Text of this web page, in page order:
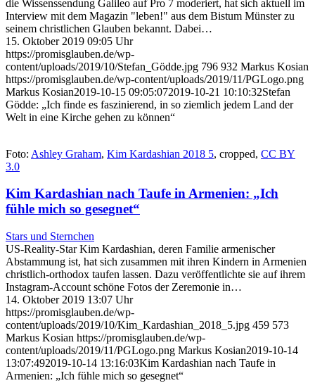
die Wissenssendung Galileo auf Pro 7 moderiert, hat sich aktuell im
Interview mit dem Magazin "leben!" aus dem Bistum Münster zu
seinem christlichen Glauben bekannt. Dabei…
15. Oktober 2019 09:05 Uhr
https://promisglauben.de/wp-
content/uploads/2019/10/Stefan_Gödde.jpg 796 932 Markus Kosian
https://promisglauben.de/wp-content/uploads/2019/11/PGLogo.png
Markus Kosian2019-10-15 09:05:072019-10-21 10:10:32Stefan
Gödde: „Ich finde es faszinierend, in so ziemlich jedem Land der
Welt in eine Kirche gehen zu können“
Foto: Ashley Graham, Kim Kardashian 2018 5, cropped, CC BY
3.0
Kim Kardashian nach Taufe in Armenien: „Ich
fühle mich so gesegnet“
Stars und Sternchen
US-Reality-Star Kim Kardashian, deren Familie armenischer
Abstammung ist, hat sich zusammen mit ihren Kindern in Armenien
christlich-orthodox taufen lassen. Dazu veröffentlichte sie auf ihrem
Instagram-Account schöne Fotos der Zeremonie in…
14. Oktober 2019 13:07 Uhr
https://promisglauben.de/wp-
content/uploads/2019/10/Kim_Kardashian_2018_5.jpg 459 573
Markus Kosian https://promisglauben.de/wp-
content/uploads/2019/11/PGLogo.png Markus Kosian2019-10-14
13:07:492019-10-14 13:16:03Kim Kardashian nach Taufe in
Armenien: „Ich fühle mich so gesegnet“